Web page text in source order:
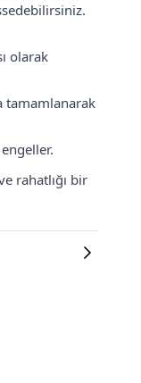
olarak
tamamlanarak
rahatlığı bir